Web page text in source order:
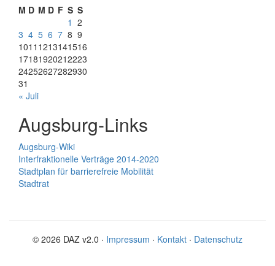
M D M D F S S
1 2
3 4 5 6 7 8 9
1011 1213141516
17181920212223
24252627282930
31
« Juli
Augsburg-Links
Augsburg-Wiki
Interfraktionelle Verträge 2014-2020
Stadtplan für barrierefreie Mobilität
Stadtrat
© 2026 DAZ v2.0 · Impressum · Kontakt · Datenschutz